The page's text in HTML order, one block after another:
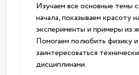
Изучаем все основные темы
начала, показываем красоту
эксперименты и примеры из
Помогаем полюбить физику и
заинтересоваться
дисциплинами.